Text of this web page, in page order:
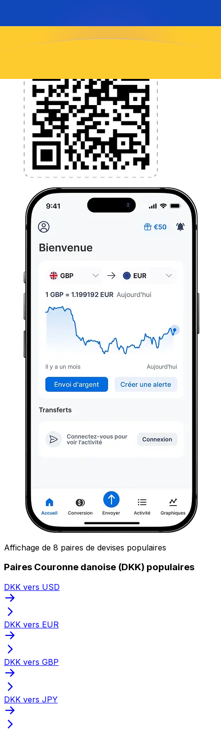
Affichage de 8 paires de devises populaires
Paires Couronne danoise (DKK) populaires
DKK vers USD
DKK vers EUR
DKK vers GBP
DKK vers JPY